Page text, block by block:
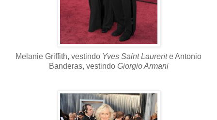
Melanie Griffith, vestindo Yves Saint Laurente Antonio
Banderas, vestindoGiorgio Armani